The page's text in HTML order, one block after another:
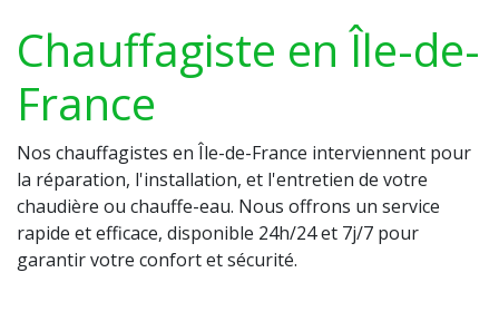
Chauffagiste en Île-de-
France
Nos chauffagistes en Île-de-France interviennent pour
la réparation, l'installation, et l'entretien de votre
chaudière ou chauffe-eau. Nous offrons un service
rapide et efficace, disponible 24h/24 et 7j/7 pour
garantir votre confort et sécurité.